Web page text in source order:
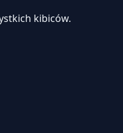
kibiców.